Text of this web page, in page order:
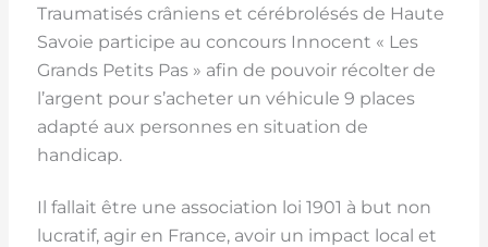
Traumatisés crâniens et cérébrolésés de Haute
Savoie participe au concours Innocent « Les
Grands Petits Pas » afin de pouvoir récolter de
l’argent pour s’acheter un véhicule 9 places
adapté aux personnes en situation de
handicap.
Il fallait être une association loi 1901 à but non
lucratif, agir en France, avoir un impact local et